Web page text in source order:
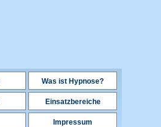
Was ist Hypnose?
Einsatzbereiche
Impressum